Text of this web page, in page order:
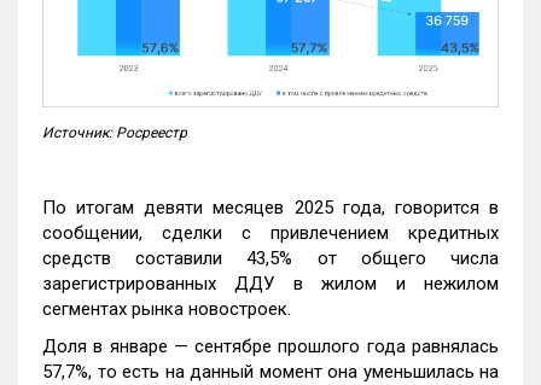
Источник: Росреестр
По итогам девяти месяцев 2025 года, говорится в
сообщении, сделки с привлечением кредитных
средств составили 43,5% от общего числа
зарегистрированных ДДУ в жилом и нежилом
сегментах рынка новостроек.
Доля в январе — сентябре прошлого года равнялась
57,7%, то есть на данный момент она уменьшилась на